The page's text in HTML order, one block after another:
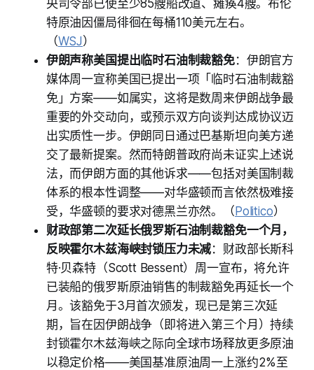
央司令部已使至少85艘船改道、瘫痪4艘。布伦
特原油因僵局徘徊在每桶110美元左右。
（WSJ）
伊朗声称美国提出临时石油制裁豁免：伊朗官方
媒体周一宣称美国已提出一项「临时石油制裁豁
免」方案——如属实，这将是数周来伊朗战争最
重要的外交动向，或预示双方向谈判达成协议迈
出实质性一步。伊朗同日通过巴基斯坦向美方递
交了最新提案。然而特朗普政府尚未证实上述说
法，而伊朗方面的其他诉求——包括对美国制裁
体系的根本性调整——对华盛顿而言依然极难接
受，华盛顿的要求对德黑兰亦然。（Politico）
财政部第二次延长俄罗斯石油制裁豁免一个月，
反映霍尔木兹海峡封锁压力未减：财政部长斯科
特·贝森特（Scott Bessent）周一宣布，将允许
已装船的俄罗斯原油销售的制裁豁免再延长一个
月。该豁免于3月首次颁发，现已是第三次延
期，旨在因伊朗战争（即将进入第三个月）持续
封锁霍尔木兹海峡之际向全球市场释放更多原油
以稳定价格——美国基准原油周一上涨约2%至